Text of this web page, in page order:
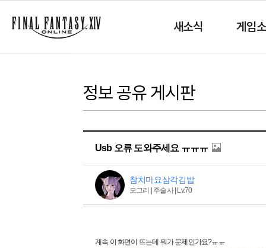
새소식 게임
정보 공유 게시판
Usb 오류 도와주세요 ㅠㅠㅠ
참치마요삼각김밥
모그리 | 주술사 | Lv.70
계속 이 화면이 뜨는데 뭐가 문제인가요?ㅠㅠ